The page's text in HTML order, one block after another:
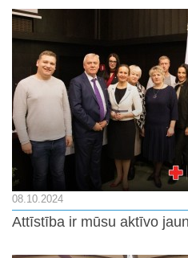
08.10.2024
Attīstība ir mūsu aktīvo